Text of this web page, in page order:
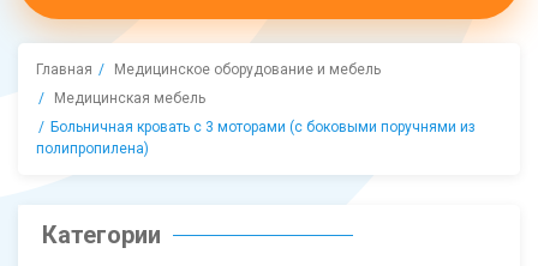
Главная
Медицинское оборудование и мебель
Медицинская мебель
Больничная кровать с 3 моторами (с боковыми поручнями из
полипропилена)
Категории